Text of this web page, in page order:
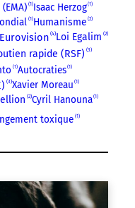
1 Isaac Herzog 1
1 Humanisme 2
4 Loi Egalim 2
rapide (RSF) 3
1 Autocraties 1
3 Xavier Moreau 1
2 Cyril Hanouna 1
toxique 1